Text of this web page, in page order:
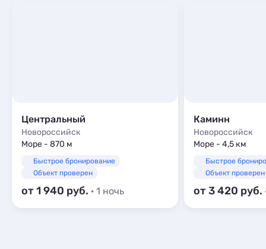
Центральный
Новороссийск
Море - 870 м
Быстрое бронирование
Объект проверен
от 1 940 · 1 ночь
Каминн
Новороссийск
Море - 4,5 км
Быстрое
Объект проверен
от 3 420